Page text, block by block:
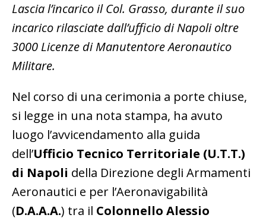
Lascia l’incarico il Col. Grasso, durante il suo
incarico rilasciate dall’ufficio di Napoli oltre
3000 Licenze di Manutentore Aeronautico
Militare.
Nel corso di una cerimonia a porte chiuse,
si legge in una nota stampa, ha avuto
luogo l’avvicendamento alla guida
dell’Ufficio Tecnico Territoriale (U.T.T.)
di Napoli della Direzione degli Armamenti
Aeronautici e per l’Aeronavigabilità
(D.A.A.A.) tra il Colonnello Alessio